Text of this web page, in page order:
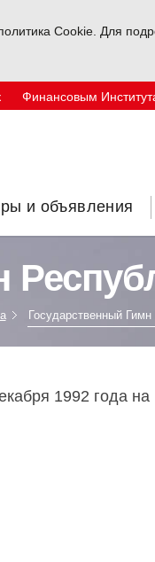
Cookie. Для
Финансовым
и объявления
Государственный Гимн
1992 года на